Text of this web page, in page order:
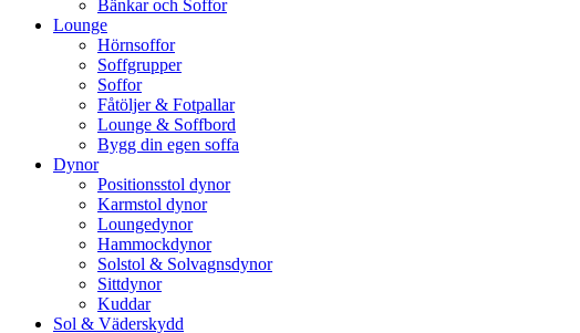
Bänkar och Soffor
Lounge
Hörnsoffor
Soffgrupper
Soffor
Fåtöljer & Fotpallar
Lounge & Soffbord
Bygg din egen soffa
Dynor
Positionsstol dynor
Karmstol dynor
Loungedynor
Hammockdynor
Solstol & Solvagnsdynor
Sittdynor
Kuddar
Sol & Väderskydd